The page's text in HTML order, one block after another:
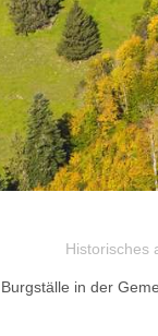
Historisches
Burgställe in der